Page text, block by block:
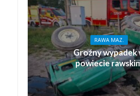
RAWA MAZ.
Groźny wypadek
powiecie